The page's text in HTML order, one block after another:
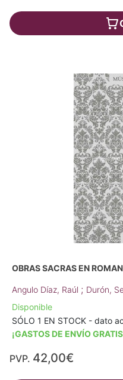
OBRAS SACRAS EN
Angulo Díaz, Raúl ; Durón,
Disponible
SÓLO 1 EN STOCK - dato
¡GASTOS DE ENVÍO
PVP. 42,00€